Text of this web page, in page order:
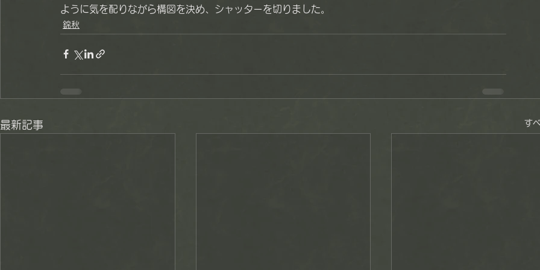
ように気を配りながら構図を決め、シャッターを切りました。
錦秋
最新記事 す